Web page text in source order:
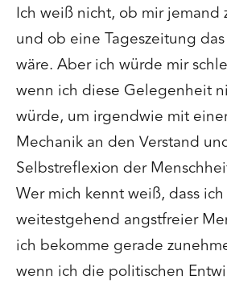
Ich weiß nicht, ob mir jemand
und ob eine Tageszeitung
wäre. Aber ich würde mir
wenn ich diese Gelegenheit
würde, um irgendwie mit
Mechanik an den Verstand
Selbstreflexion der
Wer mich kennt weiß, dass
weitestgehend angstfreier
ich bekomme gerade
wenn ich die politischen